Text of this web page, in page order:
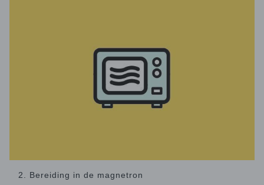
2. Bereiding in de magnetron